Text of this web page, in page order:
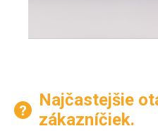
Najčastejšie
zákazníčiek.